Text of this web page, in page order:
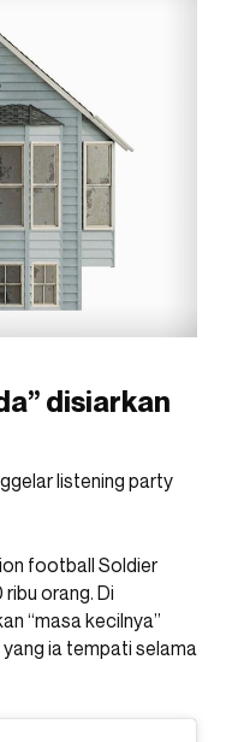
disiarkan
listening party
football Soldier
orang. Di
“masa kecilnya”
ia tempati selama